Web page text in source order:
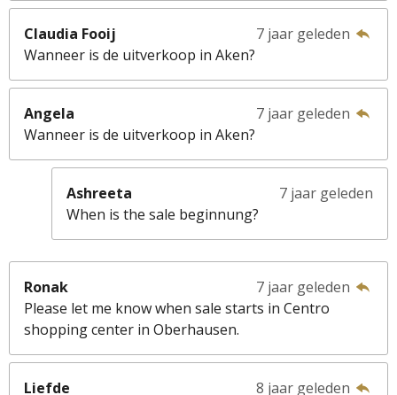
Claudia Fooij
7 jaar geleden
Wanneer is de uitverkoop in Aken?
Angela
7 jaar geleden
Wanneer is de uitverkoop in Aken?
Ashreeta
7 jaar geleden
When is the sale beginnung?
Ronak
7 jaar geleden
Please let me know when sale starts in Centro
shopping center in Oberhausen.
Liefde
8 jaar geleden